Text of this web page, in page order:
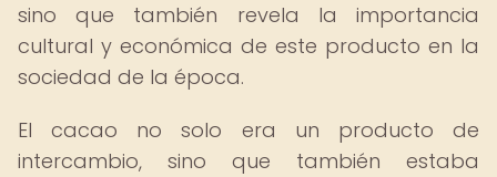
sino que también revela la importancia
cultural y económica de este producto en la
sociedad de la época.
El cacao no solo era un producto de
intercambio, sino que también estaba